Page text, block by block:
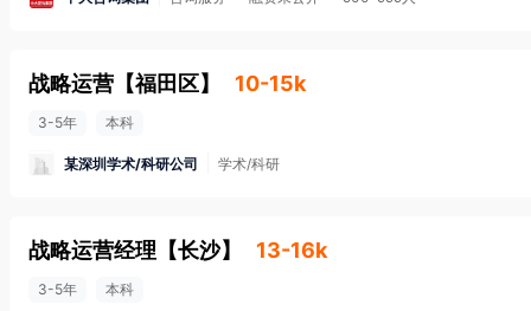
战略运营 【福田区】 10-15k
3-5年 本科
某深圳学术/科研公司 学术/科研
战略运营经理 【长沙】 13-16k
3-5年 本科